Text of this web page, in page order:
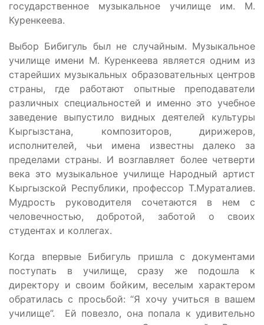
государственное музыкальное училище им. М.
Куренкеева.
Выбор Бибигуль был не случайным. Музыкальное
училище имени М. Куренкеева является одним из
старейших музыкальных образовательных центров
страны, где работают опытные преподаватели
различных специальностей и именно это учебное
заведение выпустило видных деятелей культуры
Кыргызстана, композиторов, дирижеров,
исполнителей, чьи имена известны далеко за
пределами страны. И возглавляет более четверти
века это музыкальное училище Народный артист
Кыргызской Республики, профессор Т.Мураталиев.
Мудрость руководителя сочетаются в нем с
человечностью, добротой, заботой о своих
студентах и коллегах.
Когда впервые Бибигуль пришла с документами
поступать в училище, сразу же подошла к
директору и своим бойким, веселым характером
обратилась с просьбой: “Я хочу учиться в вашем
училище”. Ей повезло, она попала к удивительно